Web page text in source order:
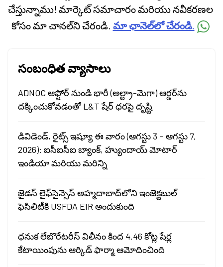
చేస్తున్నాము! మార్కెట్ సమాచారం మరియు నవీకరణల
కోసం మా చానల్‌ని చేరండి. మా ఛానెల్‌లో చేరండి.
సంబంధిత వ్యాసాలు
ADNOC ఆఫ్షోర్ నుండి భారీ (అల్ట్రా-మెగా) ఆర్డర్‌ను
దక్కించుకోవడంతో L&T షేర్ ధరపై దృష్టి
డివిడెండ్, రైట్స్ ఇష్యూ ఈ వారం (ఆగస్టు 3 – ఆగస్టు 7,
2026): ఐసీఐసీఐ బ్యాంక్, హ్యుందాయ్ మోటార్
ఇండియా మరియు మరిన్ని
జైడస్ లైఫ్‌సైన్సెస్ అహ్మదాబాద్‌లోని ఇంజెక్టబుల్
ఫెసిలిటీకి USFDA EIR అందుకుంది
ధనుక లేబొరేటరీస్ విలీనం కింద 4.46 కోట్ల షేర్ల
కేటాయింపును ఆర్కిడ్ ఫార్మా ఆమోదించింది